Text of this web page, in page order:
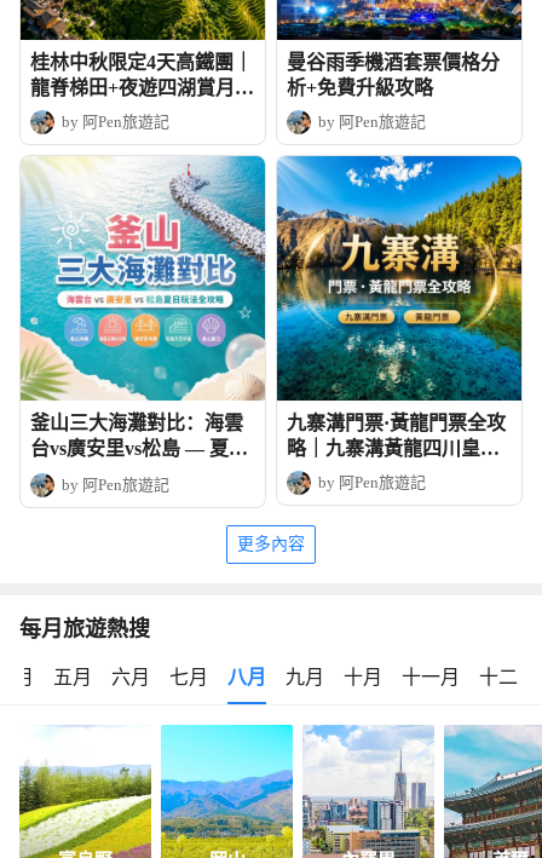
桂林中秋限定4天高鐵團｜
龍脊梯田+夜遊四湖賞月+
DIY月餅
by 阿Pen旅遊記
曼谷雨季機酒套票價格分
析+免費升級攻略
by 阿Pen旅遊記
釜山三大海灘對比：海雲
台vs廣安里vs松島 — 夏日
玩法全攻略
by 阿Pen旅遊記
九寨溝門票·黃龍門票全攻
略｜九寨溝黃龍四川皇牌
深度6天團
by 阿Pen旅遊記
更多內容
每月旅遊熱搜
月 五月 六月 七月 八月 九月 十月 十一月 十二月